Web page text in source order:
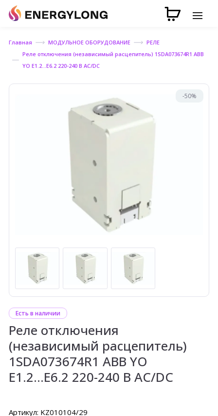
Главная МОДУЛЬНОЕ ОБОРУДОВАНИЕ
РЕЛЕ
Реле отключения (независимый расцепитель) 1SDA073674R1 ABB
YO E1.2...E6.2 220-240 B AC/DC
-50%
Есть в наличии
Реле отключения
(независимый расцепитель)
1SDA073674R1 ABB YO
E1.2...E6.2 220-240 B AC/DC
Артикул: KZ010104/29